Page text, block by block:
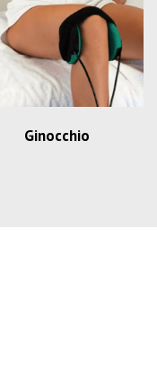
Ginocchio